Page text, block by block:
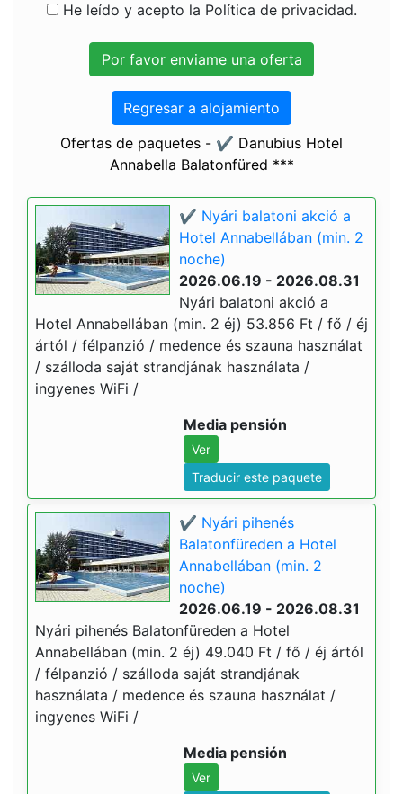
He leído y acepto la Política de privacidad.
Regresar a alojamiento
Ofertas de paquetes - ✔️ Danubius Hotel
Annabella Balatonfüred ***
✔️ Nyári balatoni akció a
Hotel Annabellában (min. 2
noche)
2026.06.19 - 2026.08.31
Nyári balatoni akció a
Hotel Annabellában (min. 2 éj) 53.856 Ft / fő / éj
ártól / félpanzió / medence és szauna használat
/ szálloda saját strandjának használata /
ingyenes WiFi /
Media pensión
Ver
Traducir este paquete
✔️ Nyári pihenés
Balatonfüreden a Hotel
Annabellában (min. 2
noche)
2026.06.19 - 2026.08.31
Nyári pihenés Balatonfüreden a Hotel
Annabellában (min. 2 éj) 49.040 Ft / fő / éj ártól
/ félpanzió / szálloda saját strandjának
használata / medence és szauna használat /
ingyenes WiFi /
Media pensión
Ver